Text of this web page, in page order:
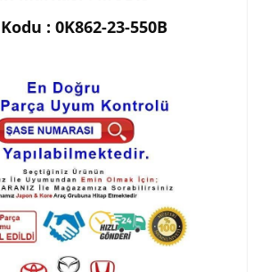
: 0K862-23-550B